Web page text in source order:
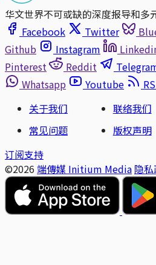
华文世界不可或缺的深度报导和多
Facebook
Twitter
Github
Instagram
Pinterest
Reddit
Whatsapp
Youtube
关于我们
联络我们
常见问题
版权声明
订阅支持
©2026 端傳媒 Initium Media 隐